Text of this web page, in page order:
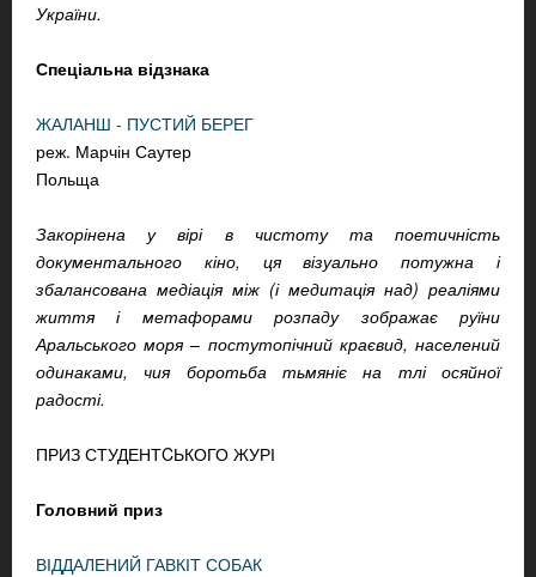
України.
Спеціальна відзнака
ЖАЛАНШ - ПУСТИЙ БЕРЕГ
реж. Марчін Саутер
Польща
Закорінена у вірі в чистоту та поетичність
документального кіно, ця візуально потужна і
збалансована медіація між (і медитація над) реаліями
життя і метафорами розпаду зображає руїни
Аральського моря – постутопічний краєвид, населений
одинаками, чия боротьба тьмяніє на тлі осяйної
радості.
ПРИЗ СТУДЕНТCЬКОГО ЖУРІ
Головний приз
ВІДДАЛЕНИЙ ГАВКІТ СОБАК